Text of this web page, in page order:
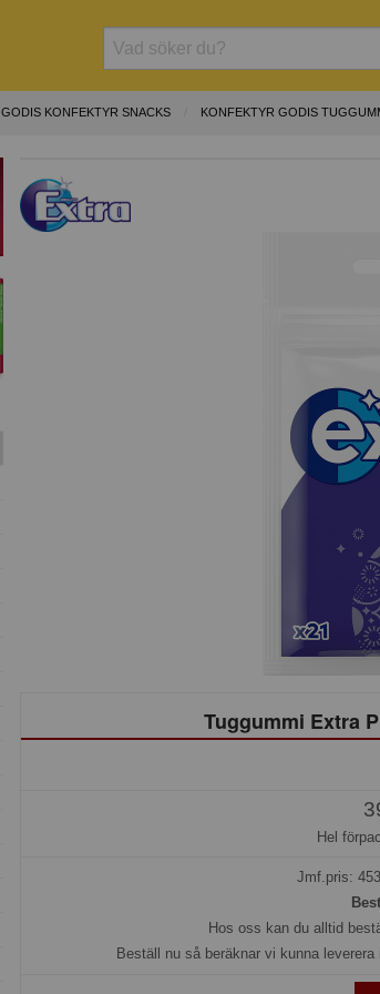
GODIS KONFEKTYR SNACKS KONFEKTYR GODIS
Tuggummi Extra
Hel
Jmf.pris:
Hos oss kan du alltid
Beställ nu så beräknar vi kunna